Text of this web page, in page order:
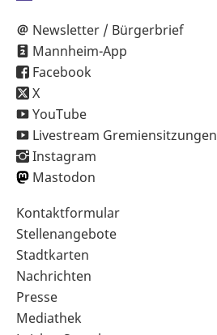
Newsletter / Bürgerbrief
Mannheim-App
Facebook
X
YouTube
Livestream Gremiensitzungen
Instagram
Mastodon
Sekundärnavigation
im
Fußbereich
Kontaktformular
Stellenangebote
Stadtkarten
Nachrichten
Presse
Mediathek